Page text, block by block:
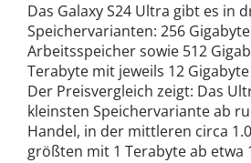
Das Galaxy S24 Ultra gibt es in
Speichervarianten: 256
Arbeitsspeicher sowie 512
Terabyte mit jeweils 12
Der Preisvergleich zeigt: Das
kleinsten Speichervariante ab
Handel, in der mittleren circa
größten mit 1 Terabyte ab etwa